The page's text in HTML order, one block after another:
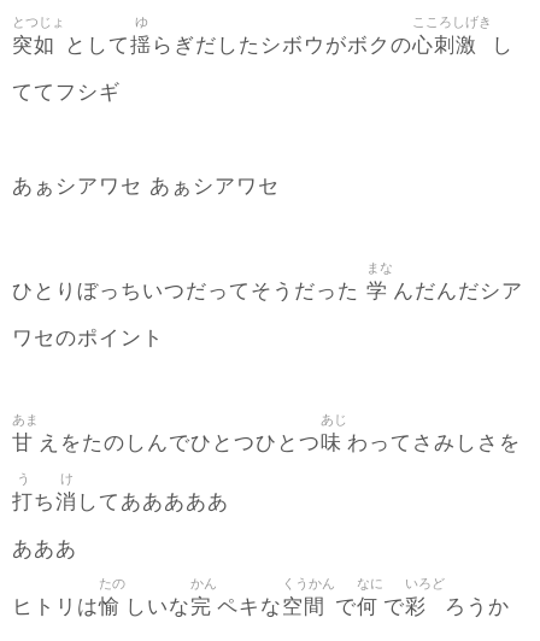
突如
とつじょ
として揺
ゆ
らぎだしたシボウがボクの心刺激
こころしげき
し
ててフシギ
あぁシアワセ あぁシアワセ
ひとりぼっちいつだってそうだった 学
まな
んだんだシア
ワセのポイント
甘
あま
えをたのしんでひとつひとつ味
あじ
わってさみしさを
打
う
ち消
け
してあああああ
あああ
ヒトリは愉
たの
しいな完
かん
ペキな空間
くうかん
で何
なに
で彩
いろど
ろうか